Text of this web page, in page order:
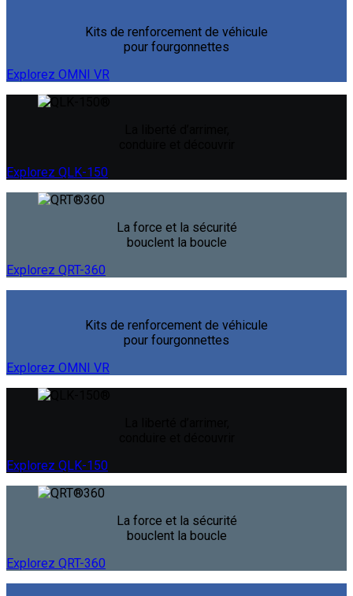
Kits de renforcement de véhicule
pour fourgonnettes
Explorez OMNI VR
Explorez QLK-150
La force et la sécurité
bouclent la boucle
Explorez QRT-360
Kits de renforcement de véhicule
pour fourgonnettes
Explorez OMNI VR
Explorez QLK-150
La force et la sécurité
bouclent la boucle
Explorez QRT-360